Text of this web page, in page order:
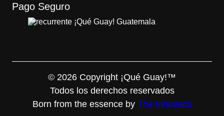
Pago Seguro
© 2026 Copyright ¡Qué Guay!™
Todos los derechos reservados
Born from the essence by The Innovatio